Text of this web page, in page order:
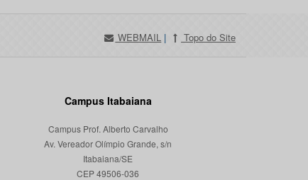
WEBMAIL | Topo do Site
Campus Itabaiana
Campus Prof. Alberto Carvalho
Av. Vereador Olímpio Grande, s/n
Itabaiana/SE
CEP 49506-036